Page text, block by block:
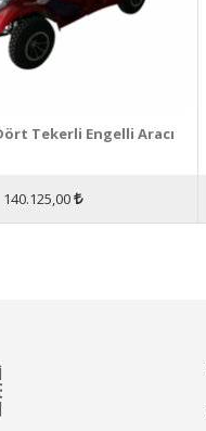
Tekerli Engelli Aracı
140.125,00